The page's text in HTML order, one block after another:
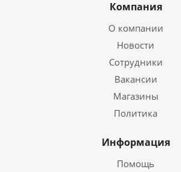
Компания
О компании
Новости
Сотрудники
Вакансии
Магазины
Политика
Информация
Помощь